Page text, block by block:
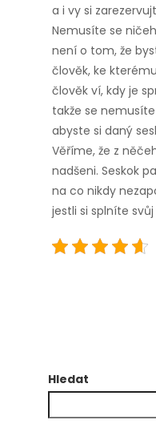
a i vy si
Nemusíte se
není o tom, že
člověk, ke
člověk ví, kdy je
takže se
abyste si daný
Věříme, že z
nadšeni. Seskok
na co nikdy
jestli si splníte
Hledat